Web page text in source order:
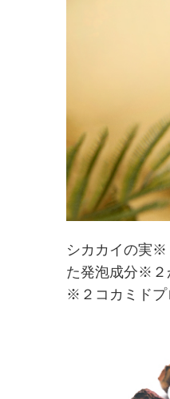
シカカイの実※
た発泡成分※２
※２コカミドプ